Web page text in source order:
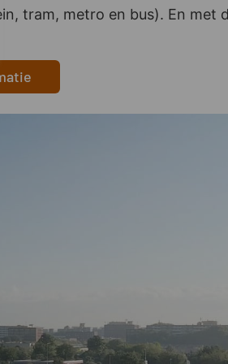
tram, metro en bus). En met